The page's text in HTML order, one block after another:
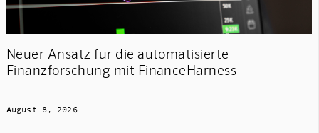
Neuer Ansatz für die automatisierte
Finanzforschung mit FinanceHarness
August 8, 2026